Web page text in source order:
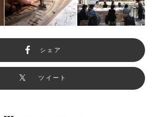
シェア
ツイート